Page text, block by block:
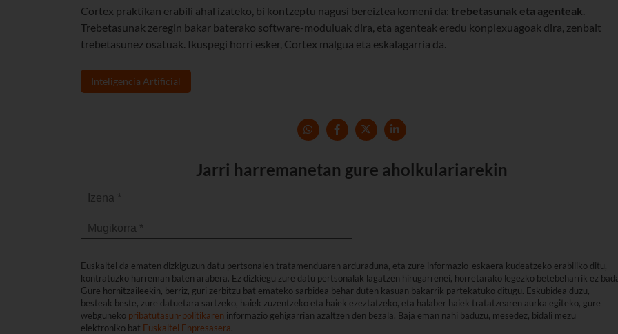
Cortex praktikan erabili ahal izateko, bi kontzeptu nagusi bereiztea komeni da: trebetasunak eta agenteak.
Trebetasunak zeregin bakar baterako software-moduluak dira, eta agenteak eredu konplexuagoak dira, zenbait
trebetasunez osatuak. Ikuspegi horri esker, Cortex malgua eta eskalagarria da.
Inteligencia Artificial
Jarri harremanetan gure aholkulariarekin
Euskaltel da ematen dizkiguzun datu pertsonalen tratamenduaren arduraduna, eta zure informazio-eskaera kudeatzeko erabiliko ditu,
kontratuzko harreman baten arabera. Ez dizkiegu zure datu pertsonalak lagatzen hirugarrenei, horretarako legezko betebeharrik ez
Gure hornitzaileekin, berriz, guri zerbitzu bat emateko sarbidea behar duten kasuan bakarrik partekatuko ditugu. Eskubidea duzu,
besteak beste, zure datuetara sartzeko, haiek zuzentzeko eta haiek ezeztatzeko, eta halaber haiek tratatzearen aurka egiteko, gure
webguneko pribatutasun-politikaren informazio gehigarrian azaltzen den bezala. Baja eman nahi baduzu, mesedez, bidali mezu
elektroniko bat Euskaltel Enpresasera.